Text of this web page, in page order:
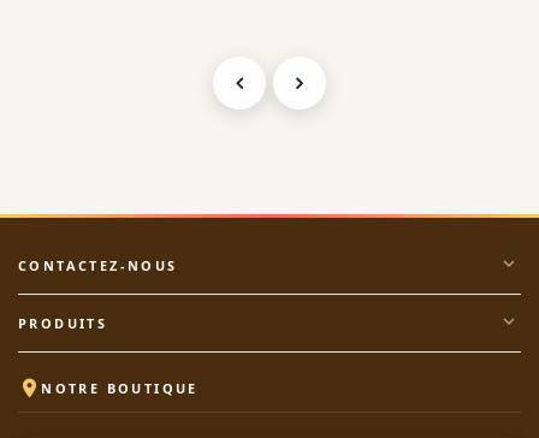
CONTACTEZ-NOUS expand_more
PRODUITS expand_more
 NOTRE BOUTIQUE